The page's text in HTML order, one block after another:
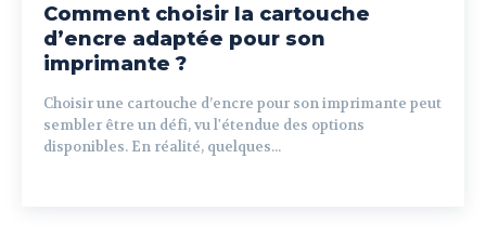
Comment choisir la cartouche
d’encre adaptée pour son
imprimante ?
Choisir une cartouche d’encre pour son imprimante peut
sembler être un défi, vu l'étendue des options
disponibles. En réalité, quelques...